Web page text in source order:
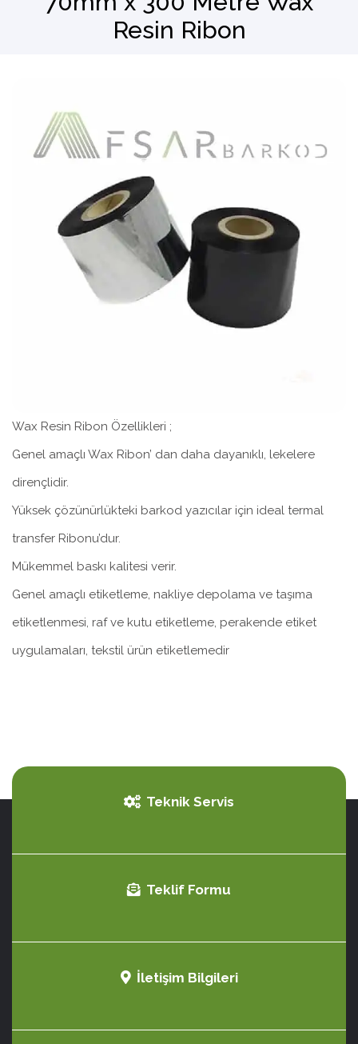
Barkod OkuyucuResin Ribon
Wax Resin Ribon Özellikleri ;
Genel amaçlı Wax Ribon’ dan daha dayanıklı, lekelere
dirençlidir.
Yüksek çözünürlükteki barkod yazıcılar için ideal termal
transfer Ribonu’dur.
Mükemmel baskı kalitesi verir.
Genel amaçlı etiketleme, nakliye depolama ve taşıma
etiketlenmesi, raf ve kutu etiketleme, perakende etiket
uygulamaları, tekstil ürün etiketlemedir
Teknik Servis
Teklif Formu
İletişim Bilgileri